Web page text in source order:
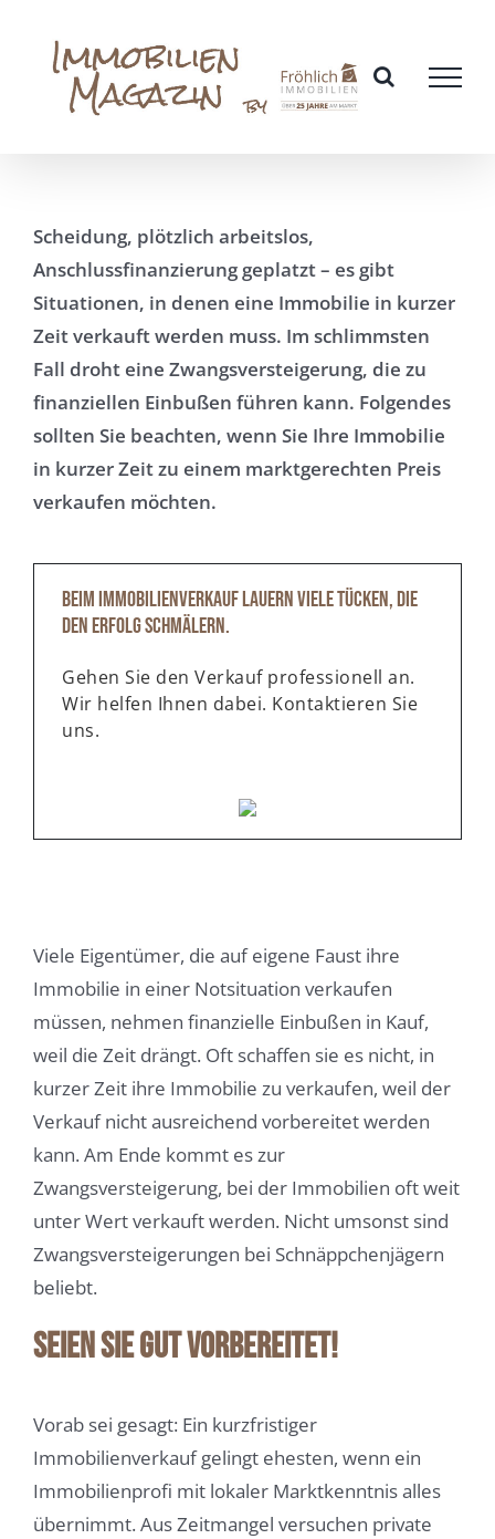
springen
Scheidung, plötzlich arbeitslos,
Anschlussfinanzierung geplatzt – es gibt
Situationen, in denen eine Immobilie in kurzer
Zeit verkauft werden muss. Im schlimmsten
Fall droht eine Zwangsversteigerung, die zu
finanziellen Einbußen führen kann. Folgendes
sollten Sie beachten, wenn Sie Ihre Immobilie
in kurzer Zeit zu einem marktgerechten Preis
verkaufen möchten.
Beim Immobilienverkauf lauern viele Tücken, die
den Erfolg schmälern.
Gehen Sie den Verkauf professionell an.
Wir helfen Ihnen dabei. Kontaktieren Sie
uns.
Viele Eigentümer, die auf eigene Faust ihre
Immobilie in einer Notsituation verkaufen
müssen, nehmen finanzielle Einbußen in Kauf,
weil die Zeit drängt. Oft schaffen sie es nicht, in
kurzer Zeit ihre Immobilie zu verkaufen, weil der
Verkauf nicht ausreichend vorbereitet werden
kann. Am Ende kommt es zur
Zwangsversteigerung, bei der Immobilien oft weit
unter Wert verkauft werden. Nicht umsonst sind
Zwangsversteigerungen bei Schnäppchenjägern
beliebt.
Seien Sie gut vorbereitet!
Vorab sei gesagt: Ein kurzfristiger
Immobilienverkauf gelingt ehesten, wenn ein
Immobilienprofi mit lokaler Marktkenntnis alles
übernimmt. Aus Zeitmangel versuchen private